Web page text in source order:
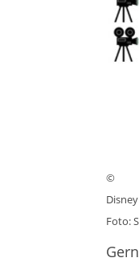
©
Disney
Foto: